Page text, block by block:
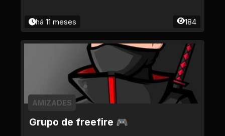
há 11 meses 184
Grupo de freefire 🎮
AMIZADES